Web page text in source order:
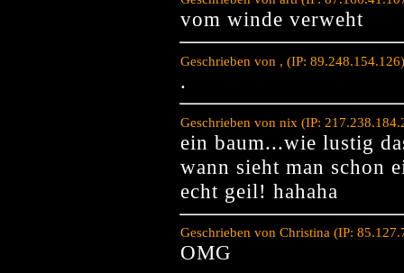
vom winde verweht
Geschrieben von , (IP:
.
Geschrieben von nix (IP:
ein baum...wie lustig
wann sieht man schon
echt geil! hahaha
Geschrieben von Christina (IP:
OMG